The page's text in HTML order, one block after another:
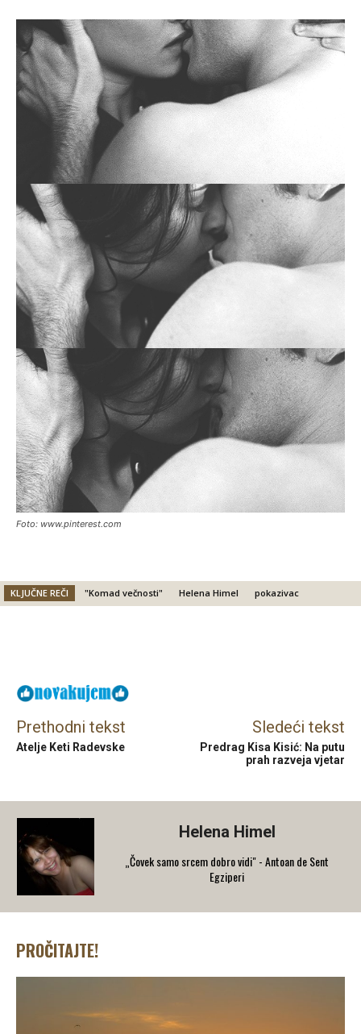
Foto: www.pinterest.com
KLJUČNE REČI "Komad večnosti" Helena Himel pokazivac
Prethodni tekst
Atelje Keti Radevske
Sledeći tekst
Predrag Kisa Kisić: Na putu
prah razveja vjetar
Helena Himel
„Čovek samo srcem dobro vidi" - Antoan de Sent
Egziperi
PROČITAJTE!